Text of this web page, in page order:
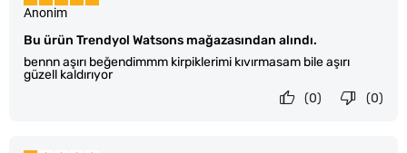
Bu ürün Trendyol Watsons mağazasından alındı.
bennn aşırı beğendimmm kirpiklerimi kıvırmasam bile aşırı
güzell kaldırıyor
Anonim
(0)
(0)